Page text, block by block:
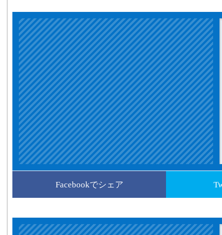
Facebookでシェア